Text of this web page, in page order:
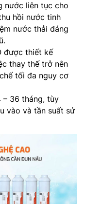
nước liên tục cho
hồi nước tinh
nước thải đáng
được thiết kế
thay thế trở nên
tối đa nguy cơ
– 36 tháng, tùy
vào và tần suất sử